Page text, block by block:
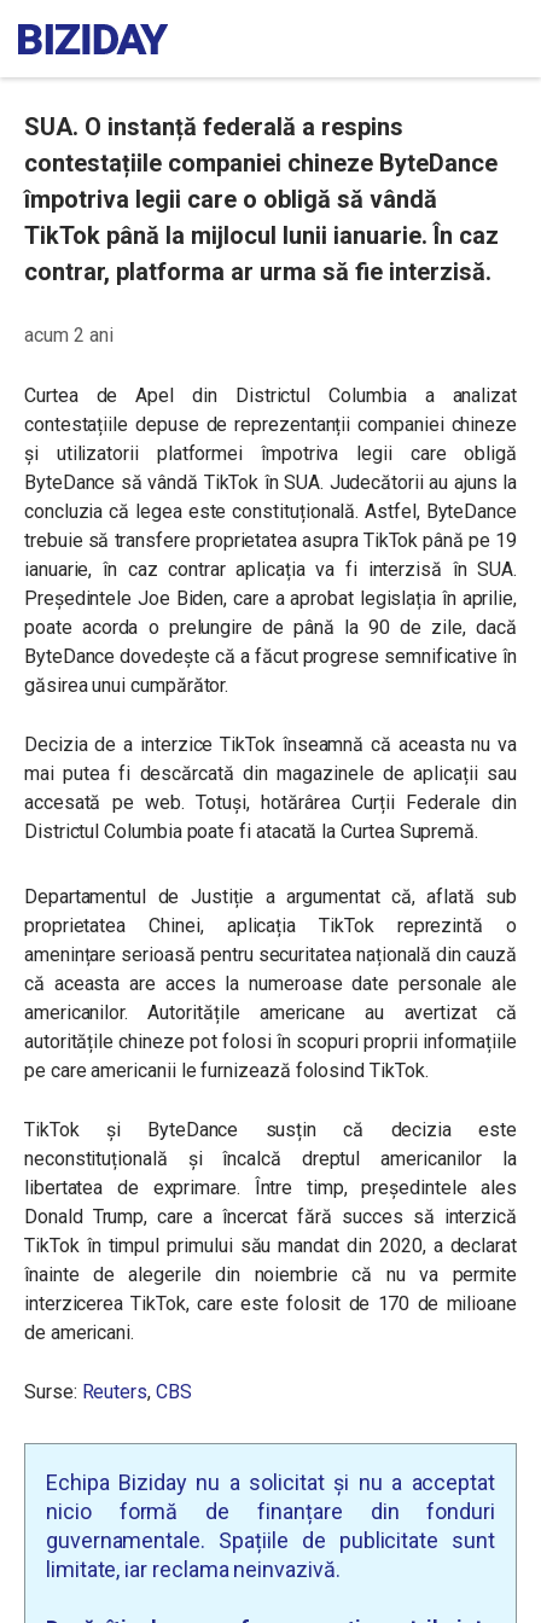
SUA. O instanță federală a respins
contestațiile companiei chineze ByteDance
împotriva legii care o obligă să vândă
TikTok până la mijlocul lunii ianuarie. În caz
contrar, platforma ar urma să fie interzisă.
acum 2 ani
Curtea de Apel din Districtul Columbia a analizat
contestațiile depuse de reprezentanții companiei chineze
și utilizatorii platformei împotriva legii care obligă
ByteDance să vândă TikTok în SUA. Judecătorii au ajuns la
concluzia că legea este constituțională.Astfel, ByteDance
trebuie să transfere proprietatea asupra TikTok până pe 19
ianuarie, în caz contrar aplicația va fi interzisă în SUA.
Președintele Joe Biden, care a aprobat legislația în aprilie,
poate acorda o prelungire de până la 90 de zile, dacă
ByteDance dovedește că a făcut progrese semnificative în
găsirea unui cumpărător.
Decizia de a interzice TikTok înseamnă că aceasta nu va
mai putea fi descărcată din magazinele de aplicații sau
accesată pe web. Totuși, hotărârea Curții Federale din
Districtul Columbia poate fi atacată la Curtea Supremă.
Departamentul de Justiție a argumentat că, aflată sub
proprietatea Chinei, aplicația TikTok reprezintă o
amenințare serioasă pentru securitatea națională din cauză
că aceasta are acces la numeroase date personale ale
americanilor. Autoritățile americane au avertizat că
autoritățile chineze pot folosi în scopuri proprii informațiile
pe care americanii le furnizează folosind TikTok.
TikTok și ByteDance susțin că decizia este
neconstituțională și încalcă dreptul americanilor la
libertatea de exprimare. Între timp, președintele ales
Donald Trump, care a încercat fără succes să interzică
TikTok în timpul primului său mandat din 2020, a declarat
înainte de alegerile din noiembrie că nu va permite
interzicerea TikTok, care este folosit de 170 de milioane
de americani.
Surse: Reuters, CBS
Echipa Biziday nu a solicitat și nu a acceptat
nicio formă de finanțare din fonduri
guvernamentale. Spațiile de publicitate sunt
limitate, iar reclama neinvazivă.